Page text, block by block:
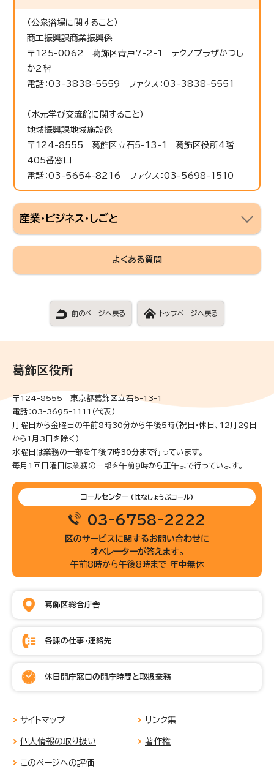
（公衆浴場に関すること）
商工振興課商業振興係
〒125-0062 葛飾区青戸7-2-1 テクノプラザかつし
か2階
電話：03-3838-5559 ファクス：03-3838-5551
（水元学び交流館に関すること）
地域振興課地域施設係
〒124-8555 葛飾区立石5-13-1 葛飾区役所4階
405番窓口
電話：03-5654-8216 ファクス：03-5698-1510
産業・ビジネス・しごと
よくある質問
前のページへ戻る トップページへ戻る
葛飾区役所
〒124-8555 東京都葛飾区立石5-13-1
電話：03-3695-1111（代表）
月曜日から金曜日の午前8時30分から午後5時(祝日・休日、12月29日
から1月3日を除く)
水曜日は業務の一部を午後7時30分まで行っています。
毎月1回日曜日は業務の一部を午前9時から正午まで行っています。
コールセンター (はなしょうぶコール)
03-6758-2222
区のサービスに関するお問い合わせに
オペレーターが答えます。
午前8時から午後8時まで 年中無休
葛飾区総合庁舎
各課の仕事・連絡先
休日開庁窓口の開庁時間と取扱業務
サイトマップ リンク集
個人情報の取り扱い 著作権
このページへの評価